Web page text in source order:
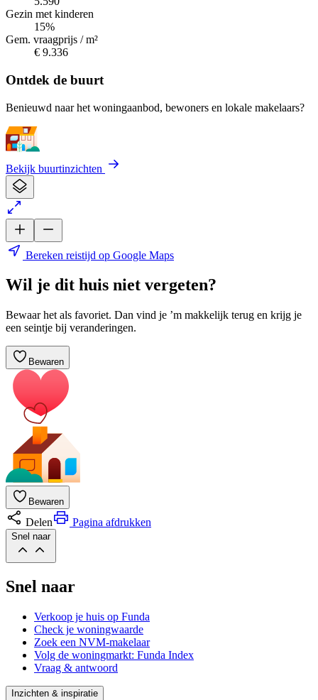
Gezin met kinderen
15%
Gem. vraagprijs / m²
€ 9.336
Ontdek de buurt
Benieuwd naar het woningaanbod, bewoners en lokale makelaars?
Bekijk buurtinzichten
Bereken reistijd op Google Maps
Wil je dit huis niet vergeten?
Bewaar het als favoriet. Dan vind je ’m makkelijk terug en krijg je
een seintje bij veranderingen.
Bewaren
Bewaren
Delen Pagina afdrukken
Snel naar
Snel naar
Verkoop je huis op Funda
Check je woningwaarde
Zoek een NVM-makelaar
Volg de woningmarkt: Funda Index
Vraag & antwoord
Inzichten & inspiratie